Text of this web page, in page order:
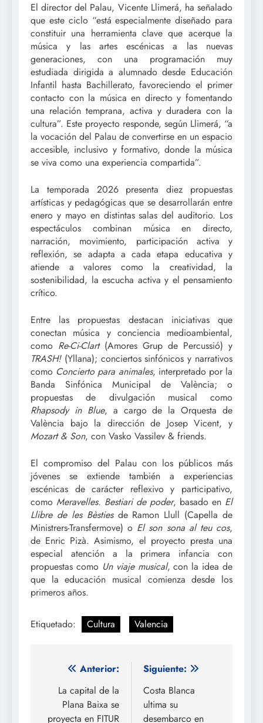
El director del Palau, Vicente Llimerá, ha señalado
que este ciclo “está especialmente diseñado para
constituir una herramienta clave que acerque la
música y las artes escénicas a las nuevas
generaciones, con una programación muy
estudiada dirigida a alumnado desde Educación
Infantil hasta Bachillerato, favoreciendo el primer
contacto con la música en directo y fomentando
una relación temprana, activa y duradera con la
cultura”. Este proyecto responde, según Llimerá, “a
la vocación del Palau de convertirse en un espacio
accesible, inclusivo y formativo, donde la música
se viva como una experiencia compartida”.
La temporada 2026 presenta diez propuestas
artísticas y pedagógicas que se desarrollarán entre
enero y mayo en distintas salas del auditorio. Los
espectáculos combinan música en directo,
narración, movimiento, participación activa y
reflexión, se adapta a cada etapa educativa y
atiende a valores como la creatividad, la
sostenibilidad, la escucha activa y el pensamiento
crítico.
Entre las propuestas destacan iniciativas que
conectan música y conciencia medioambiental,
como Re-Ci-Clart(Amores Grup de Percussió) y
TRASH!(Yllana); conciertos sinfónicos y narrativos
como Concierto para animales, interpretado por la
Banda Sinfónica Municipal de València; o
propuestas de divulgación musical como
Rhapsody in Blue, a cargo de la Orquesta de
València bajo la dirección de Josep Vicent, y
Mozart & Son, con Vasko Vassilev & friends.
El compromiso del Palau con los públicos más
jóvenes se extiende también a experiencias
escénicas de carácter reflexivo y participativo,
como Meravelles. Bestiari de poder, basado en El
Llibre de les Bèstiesde Ramon Llull (Capella de
Ministrers-Transfermove) o El son sona al teu cos,
de Enric Pizà. Asimismo, el proyecto presta una
especial atención a la primera infancia con
propuestas como Un viaje musical, con la idea de
que la educación musical comienza desde los
primeros años.
Etiquetado: Cultura Valencia
Navegación
entradas
Anterior:
La capital de la
Plana Baixa se
proyecta en FITUR
Siguiente:
Costa Blanca
ultima su
desembarco en